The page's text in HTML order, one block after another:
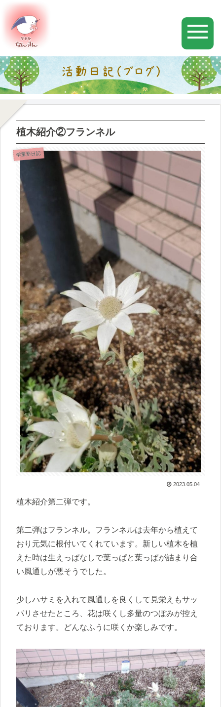
植木紹介②フランネル
学童塾日記
2023.05.04
植木紹介第二弾です。
第二弾はフランネル。フランネルは去年から植えて
おり元気に根付いてくれています。新しい植木を植
えた時は生えっぱなしで葉っぱと葉っぱが詰まり合
い風通しが悪そうでした。
少しハサミを入れて風通しを良くして見栄えもサッ
パリさせたところ、花は咲くし多量のつぼみが控え
ております。どんなふうに咲くか楽しみです。